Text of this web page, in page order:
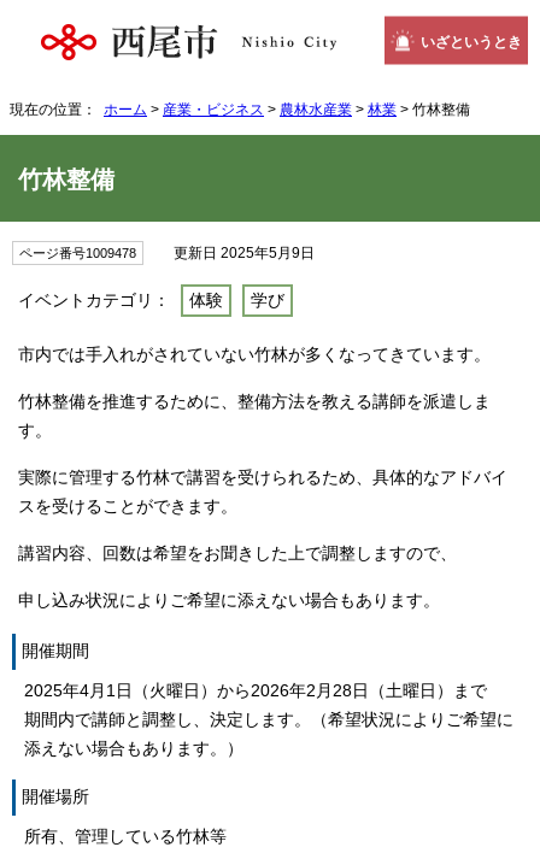
いざというとき
現在の位置： ホーム > 産業・ビジネス > 農林水産業 > 林業 > 竹林整備
竹林整備
ページ番号1009478 更新日 2025年5月9日
イベントカテゴリ： 体験 学び
市内では手入れがされていない竹林が多くなってきています。
竹林整備を推進するために、整備方法を教える講師を派遣しま
す。
実際に管理する竹林で講習を受けられるため、具体的なアドバイ
スを受けることができます。
講習内容、回数は希望をお聞きした上で調整しますので、
申し込み状況によりご希望に添えない場合もあります。
開催期間
2025年4月1日（火曜日）から2026年2月28日（土曜日）まで
期間内で講師と調整し、決定します。（希望状況によりご希望に
添えない場合もあります。）
開催場所
所有、管理している竹林等